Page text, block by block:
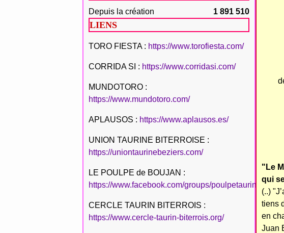
Depuis la création 1 891 510
LIENS
TORO FIESTA : https://www.torofiesta.com/
CORRIDA SI : https://www.corridasi.com/
MUNDOTORO :
https://www.mundotoro.com/
APLAUSOS : https://www.aplausos.es/
UNION TAURINE BITERROISE :
https://uniontaurinebeziers.com/
LE POULPE de BOUJAN :
https://www.facebook.com/groups/poulpetaurinboujan/
CERCLE TAURIN BITERROIS :
https://www.cercle-taurin-biterrois.org/
"Le
qui
(..)
tiens
en
Juan